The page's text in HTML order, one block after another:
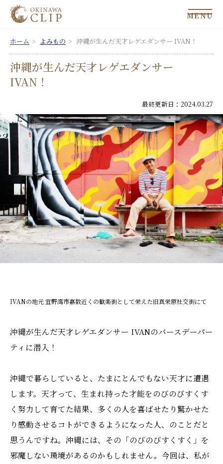
MENU
ホーム よみもの 沖縄が生んだ天才レゲエダンサー IVAN！
沖縄が生んだ天才レゲエダンサー
IVAN！
最終更新日：2024.03.27
IVANの地元 宜野湾市嘉数近くの歓楽街として栄えた旧真栄原社交街にて
沖縄が生んだ天才レゲエダンサー IVANのバースデーパー
ティに潜入！
沖縄で暮らしていると、たまにとんでもない天才に遭遇
します。天才って、生まれ持った才能をのびのびすくす
く努力して育てた結果、多くの人を喜ばせたり驚かせた
り感動させるコトができるようになった人、のことだと
思うんですね。沖縄には、その「のびのびすくすく」を
邪魔しない環境があるのかもしれません。今回は、私が